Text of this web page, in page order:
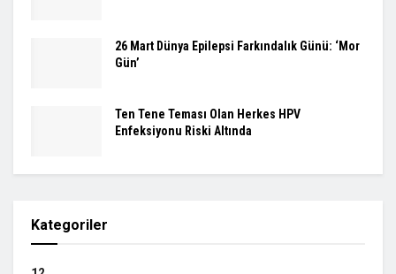
26 Mart Dünya Epilepsi Farkındalık Günü: ‘Mor
Gün’
Ten Tene Teması Olan Herkes HPV
Enfeksiyonu Riski Altında
Kategoriler